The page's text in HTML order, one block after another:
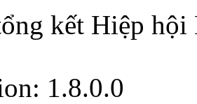
kết Hiệp hội
1.8.0.0